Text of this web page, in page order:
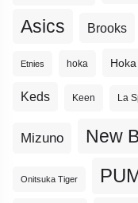
Asics Brooks
Etnies hoka
Keds Keen La
Mizuno New
Onitsuka Tiger